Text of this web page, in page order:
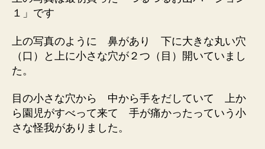
１」です
上の写真のように 鼻があり 下に大きな丸い穴
（口）と上に小さな穴が２つ（目）開いていまし
た。
目の小さな穴から 中から手をだしていて 上か
ら園児がすべって来て 手が痛かったっていう小
さな怪我がありました。